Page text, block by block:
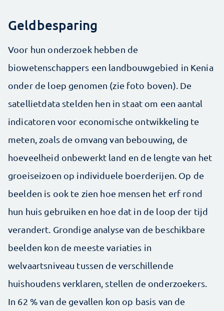
Geldbesparing
Voor hun onderzoek hebben de
biowetenschappers een landbouwgebied in Kenia
onder de loep genomen (zie foto boven). De
satellietdata stelden hen in staat om een aantal
indicatoren voor economische ontwikkeling te
meten, zoals de omvang van bebouwing, de
hoeveelheid onbewerkt land en de lengte van het
groeiseizoen op individuele boerderijen. Op de
beelden is ook te zien hoe mensen het erf rond
hun huis gebruiken en hoe dat in de loop der tijd
verandert. Grondige analyse van de beschikbare
beelden kon de meeste variaties in
welvaartsniveau tussen de verschillende
huishoudens verklaren, stellen de onderzoekers.
In 62 % van de gevallen kon op basis van de